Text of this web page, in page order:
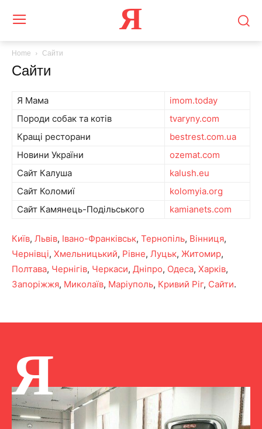
Я
Home Сайти
Сайти
Я Мама
imom.today
Породи собак та котів
tvaryny.com
Кращі ресторани
bestrest.com.ua
Новини України
ozemat.com
Сайт Калуша
kalush.eu
Сайт Коломиї
kolomyia.org
Сайт Камянець-Подільського
kamianets.com
Київ, Львів, Івано-Франківськ, Тернопіль, Вінниця,
Чернівці, Хмельницький, Рівне, Луцьк, Житомир,
Полтава, Чернігів, Черкаси, Дніпро, Одеса, Харків,
Запоріжжя, Миколаїв, Маріуполь, Кривий Ріг, Сайти.
Я